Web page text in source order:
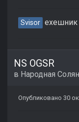
Svisor exeшник
NS OGSR
в Народная
Опубликовано 30